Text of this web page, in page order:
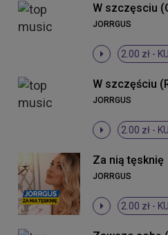
JORRGUS
2.00 zł -
JORRGUS
2.00 zł -
Za nią tęsknię
JORRGUS
2.00 zł -